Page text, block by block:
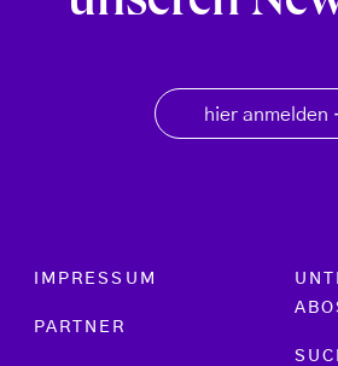
hier anmelden
Footer menu
IMPRESSUM
PARTNER